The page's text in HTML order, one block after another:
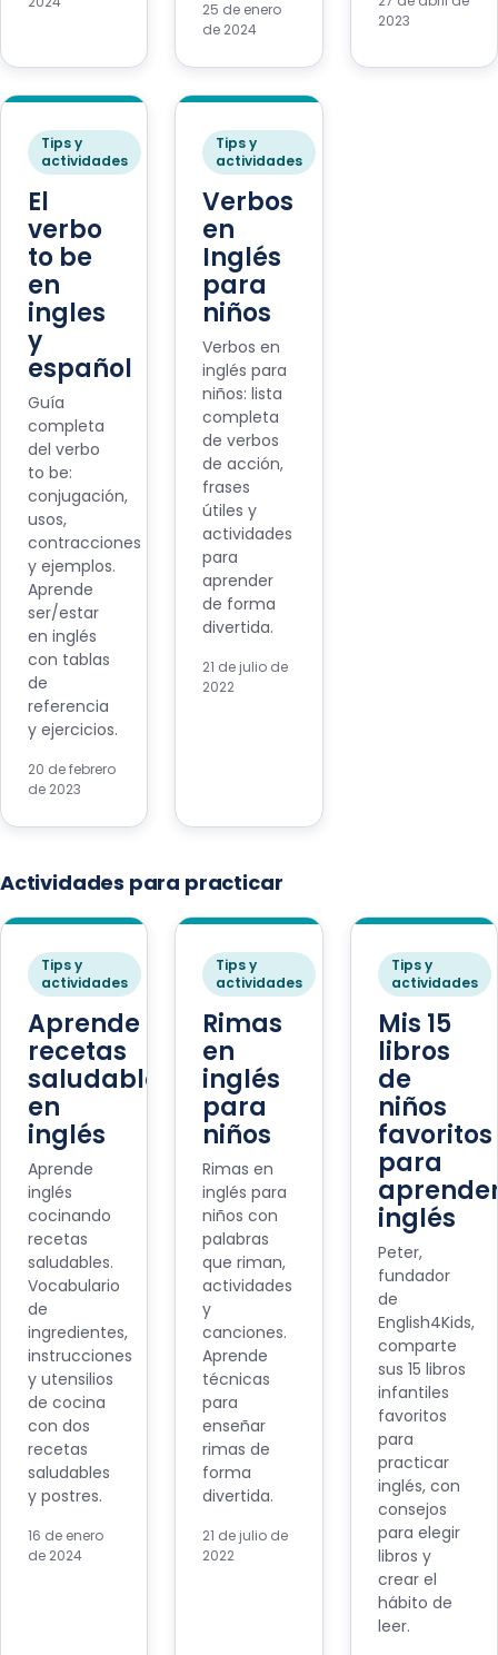
25 de enero
de 2024
2023
Tips y
actividades
El
verbo
to be
en
ingles
y
español
Guía
completa
del verbo
to be:
conjugación,
usos,
contracciones
y ejemplos.
Aprende
ser/estar
en inglés
con tablas
de
referencia
y ejercicios.
20 de febrero
de 2023
Tips y
actividades
Verbos
en
Inglés
para
niños
Verbos en
inglés para
niños: lista
completa
de verbos
de acción,
frases
útiles y
actividades
para
aprender
de forma
divertida.
21 de julio de
2022
Actividades para practicar
Tips y
actividades
Aprende
recetas
saludables
en
inglés
Aprende
inglés
cocinando
recetas
saludables.
Vocabulario
de
ingredientes,
instrucciones
y utensilios
de cocina
con dos
recetas
saludables
y postres.
16 de enero
de 2024
Tips y
actividades
Rimas
en
inglés
para
niños
Rimas en
inglés para
niños con
palabras
que riman,
actividades
y
canciones.
Aprende
técnicas
para
enseñar
rimas de
forma
divertida.
21 de julio de
2022
Tips y
actividades
Mis 15
libros
de
niños
favoritos
para
inglés
Peter,
fundador
de
English4Kids,
comparte
sus 15 libros
infantiles
favoritos
para
practicar
inglés, con
consejos
para elegir
libros y
crear el
hábito de
leer.